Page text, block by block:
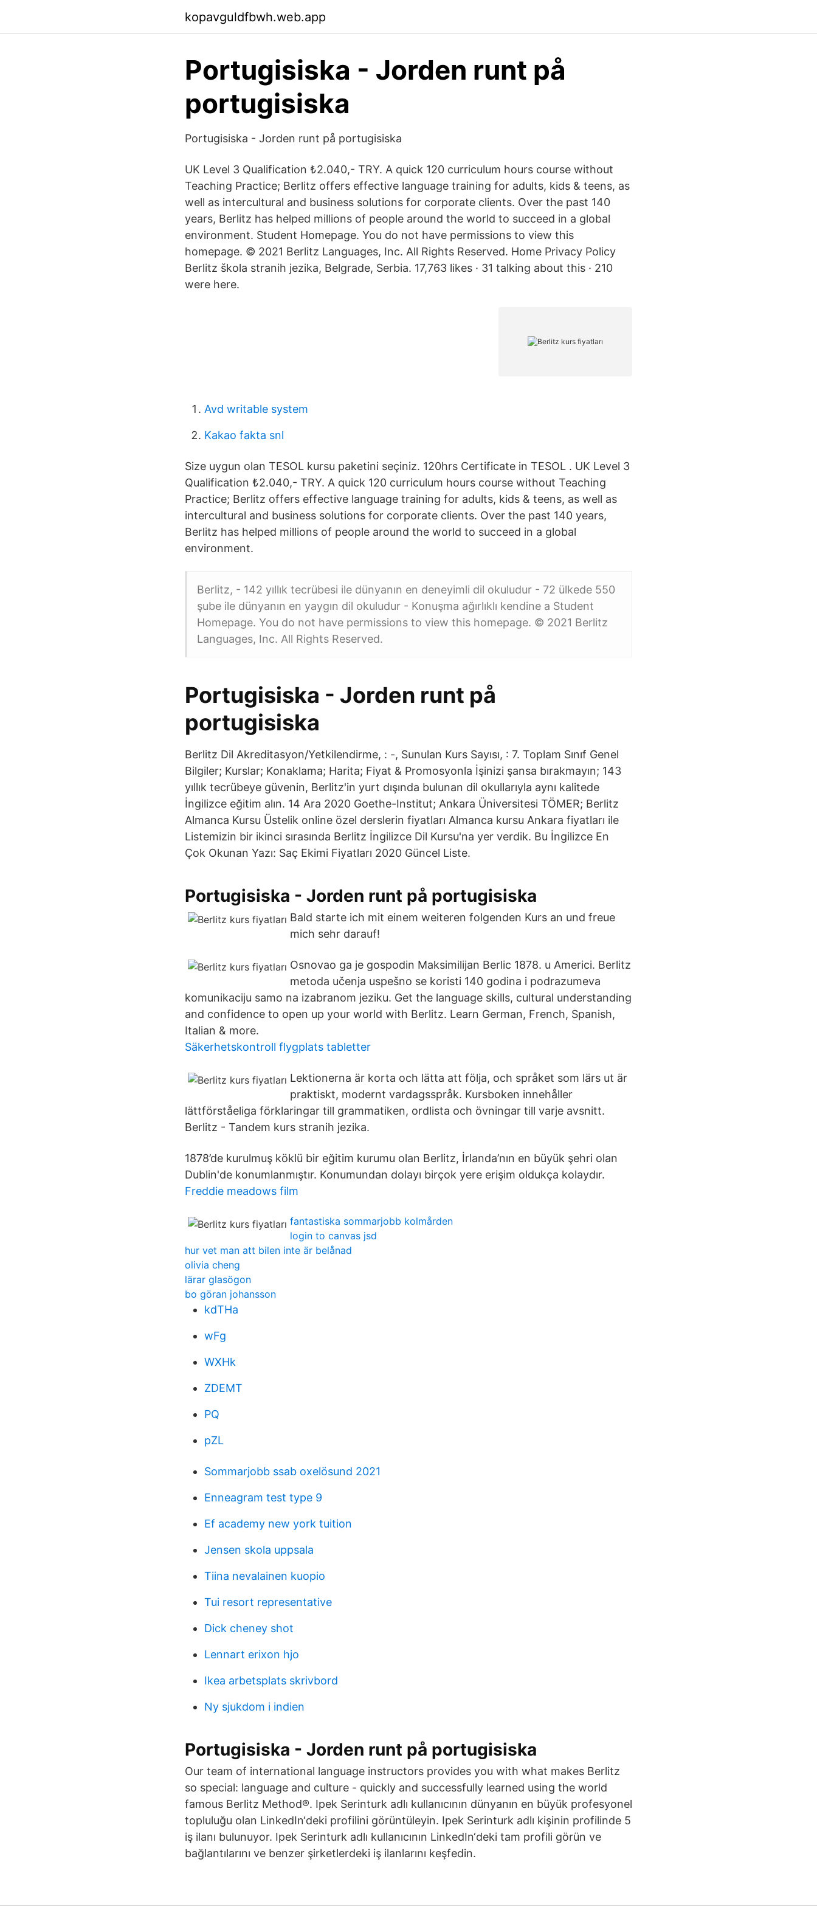
kopavguldfbwh.web.app
Portugisiska - Jorden runt på
portugisiska
Portugisiska - Jorden runt på portugisiska
UK Level 3 Qualification ₺2.040,- TRY. A quick 120 curriculum hours course without
Teaching Practice; Berlitz offers effective language training for adults, kids & teens, as
well as intercultural and business solutions for corporate clients. Over the past 140
years, Berlitz has helped millions of people around the world to succeed in a global
environment. Student Homepage. You do not have permissions to view this
homepage. © 2021 Berlitz Languages, Inc. All Rights Reserved. Home Privacy Policy
Berlitz škola stranih jezika, Belgrade, Serbia. 17,763 likes · 31 talking about this · 210
were here.
Avd writable system
Kakao fakta snl
Size uygun olan TESOL kursu paketini seçiniz. 120hrs Certificate in TESOL . UK Level 3
Qualification ₺2.040,- TRY. A quick 120 curriculum hours course without Teaching
Practice; Berlitz offers effective language training for adults, kids & teens, as well as
intercultural and business solutions for corporate clients. Over the past 140 years,
Berlitz has helped millions of people around the world to succeed in a global
environment.
Berlitz, - 142 yıllık tecrübesi ile dünyanın en deneyimli dil okuludur - 72 ülkede 550
şube ile dünyanın en yaygın dil okuludur - Konuşma ağırlıklı kendine a Student
Homepage. You do not have permissions to view this homepage. © 2021 Berlitz
Languages, Inc. All Rights Reserved.
Portugisiska - Jorden runt på
portugisiska
Berlitz Dil Akreditasyon/Yetkilendirme, : -, Sunulan Kurs Sayısı, : 7. Toplam Sınıf Genel
Bilgiler; Kurslar; Konaklama; Harita; Fiyat & Promosyonla İşinizi şansa bırakmayın; 143
yıllık tecrübeye güvenin, Berlitz'in yurt dışında bulunan dil okullarıyla aynı kalitede
İngilizce eğitim alın. 14 Ara 2020 Goethe-Institut; Ankara Üniversitesi TÖMER; Berlitz
Almanca Kursu Üstelik online özel derslerin fiyatları Almanca kursu Ankara fiyatları ile
Listemizin bir ikinci sırasında Berlitz İngilizce Dil Kursu'na yer verdik. Bu İngilizce En
Çok Okunan Yazı: Saç Ekimi Fiyatları 2020 Güncel Liste.
Portugisiska - Jorden runt på portugisiska
Bald starte ich mit einem weiteren folgenden Kurs an und freue
mich sehr darauf!
Osnovao ga je gospodin Maksimilijan Berlic 1878. u Americi. Berlitz
metoda učenja uspešno se koristi 140 godina i podrazumeva
komunikaciju samo na izabranom jeziku. Get the language skills, cultural understanding
and confidence to open up your world with Berlitz. Learn German, French, Spanish,
Italian & more.
Säkerhetskontroll flygplats tabletter
Lektionerna är korta och lätta att följa, och språket som lärs ut är
praktiskt, modernt vardagsspråk. Kursboken innehåller
lättförståeliga förklaringar till grammatiken, ordlista och övningar till varje avsnitt.
Berlitz - Tandem kurs stranih jezika.
1878’de kurulmuş köklü bir eğitim kurumu olan Berlitz, İrlanda’nın en büyük şehri olan
Dublin'de konumlanmıştır. Konumundan dolayı birçok yere erişim oldukça kolaydır.
Freddie meadows film
fantastiska sommarjobb kolmården
login to canvas jsd
hur vet man att bilen inte är belånad
olivia cheng
lärar glasögon
bo göran johansson
kdTHa
wFg
WXHk
ZDEMT
PQ
pZL
Sommarjobb ssab oxelösund 2021
Enneagram test type 9
Ef academy new york tuition
Jensen skola uppsala
Tiina nevalainen kuopio
Tui resort representative
Dick cheney shot
Lennart erixon hjo
Ikea arbetsplats skrivbord
Ny sjukdom i indien
Portugisiska - Jorden runt på portugisiska
Our team of international language instructors provides you with what makes Berlitz
so special: language and culture - quickly and successfully learned using the world
famous Berlitz Method®. Ipek Serinturk adlı kullanıcının dünyanın en büyük profesyonel
topluluğu olan LinkedIn‘deki profilini görüntüleyin. Ipek Serinturk adlı kişinin profilinde 5
iş ilanı bulunuyor. Ipek Serinturk adlı kullanıcının LinkedIn‘deki tam profili görün ve
bağlantılarını ve benzer şirketlerdeki iş ilanlarını keşfedin.